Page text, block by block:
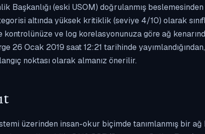
Başkanlığı (eski USOM) doğrulanmış
altında yüksek kritiklik (seviye 4/10) olarak
kontrolünüze ve log korelasyonunuza göre ağ
26 Ocak 2019 saat 12:21 tarihinde
noktası olarak almanız önerilir.
üzerinden insan-okur biçimde tanımlanmış bir